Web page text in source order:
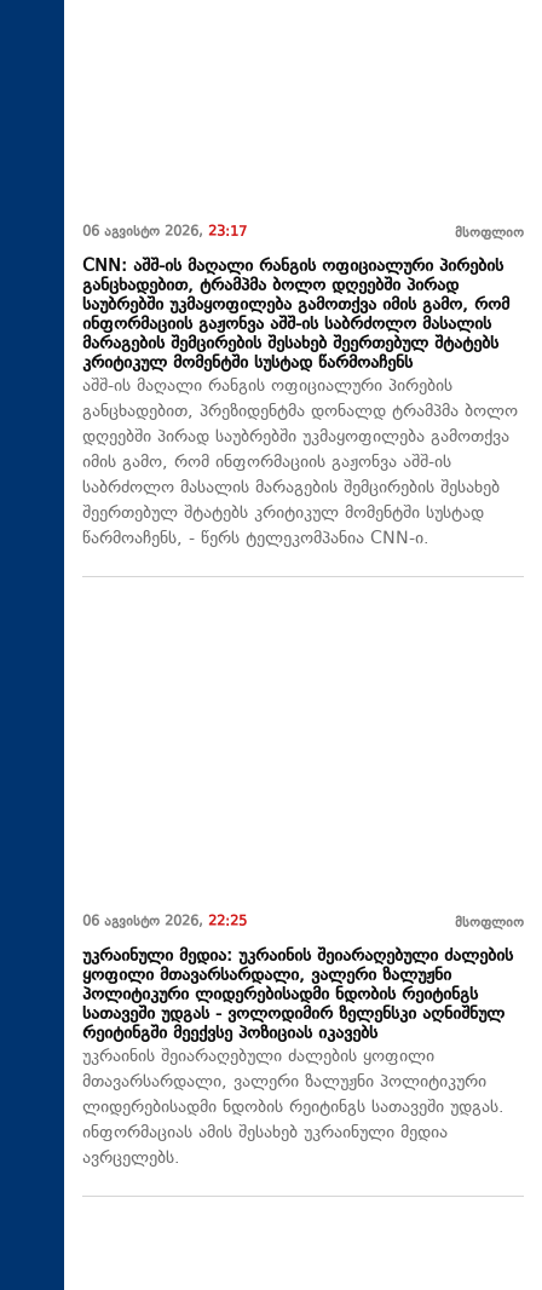
06 აგვისტო 2026, 23:17 მსოფლიო
CNN: აშშ-ის მაღალი რანგის ოფიციალური პირების
განცხადებით, ტრამპმა ბოლო დღეებში პირად
საუბრებში უკმაყოფილება გამოთქვა იმის გამო, რომ
ინფორმაციის გაჟონვა აშშ-ის საბრძოლო მასალის
მარაგების შემცირების შესახებ შეერთებულ შტატებს
კრიტიკულ მომენტში სუსტად წარმოაჩენს
აშშ-ის მაღალი რანგის ოფიციალური პირების
განცხადებით, პრეზიდენტმა დონალდ ტრამპმა ბოლო
დღეებში პირად საუბრებში უკმაყოფილება გამოთქვა
იმის გამო, რომ ინფორმაციის გაჟონვა აშშ-ის
საბრძოლო მასალის მარაგების შემცირების შესახებ
შეერთებულ შტატებს კრიტიკულ მომენტში სუსტად
წარმოაჩენს, - წერს ტელეკომპანია CNN-ი.
06 აგვისტო 2026, 22:25 მსოფლიო
უკრაინული მედია: უკრაინის შეიარაღებული ძალების
ყოფილი მთავარსარდალი, ვალერი ზალუჟნი
პოლიტიკური ლიდერებისადმი ნდობის რეიტინგს
სათავეში უდგას - ვოლოდიმირ ზელენსკი აღნიშნულ
რეიტინგში მეექვსე პოზიციას იკავებს
უკრაინის შეიარაღებული ძალების ყოფილი
მთავარსარდალი, ვალერი ზალუჟნი პოლიტიკური
ლიდერებისადმი ნდობის რეიტინგს სათავეში უდგას.
ინფორმაციას ამის შესახებ უკრაინული მედია
ავრცელებს.